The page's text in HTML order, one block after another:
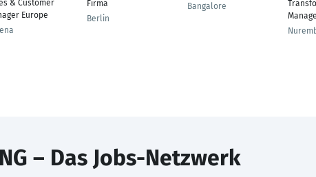
& Customer
Europe
Firma
Berlin
Bangalore
– Das Jobs-Netzwerk